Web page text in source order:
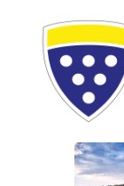
content
for: